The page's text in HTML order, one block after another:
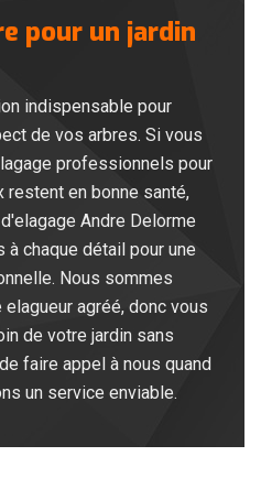
pour un jardin
indispensable pour
de vos arbres. Si vous
professionnels pour
restent en bonne santé,
Andre Delorme
chaque détail pour une
Nous sommes
agréé, donc vous
de votre jardin sans
faire appel à nous quand
un service enviable.